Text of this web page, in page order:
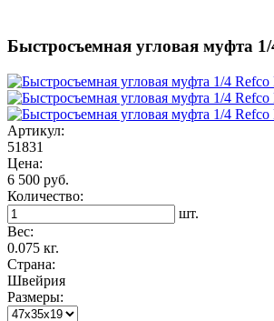
Быстросъемная угловая муфта 1/
Артикул:
51831
Цена:
6 500 руб.
Количество:
шт.
Вес:
0.075 кг.
Страна:
Швейрия
Размеры: